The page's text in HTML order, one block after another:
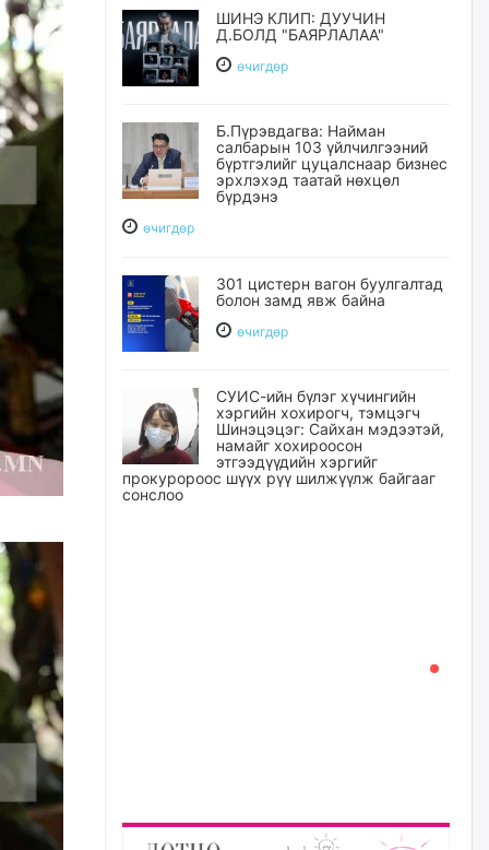
ШИНЭ КЛИП: ДУУЧИН
Д.БОЛД "БАЯРЛАЛАА"
өчигдѳр
Б.Пүрэвдагва: Найман
салбарын 103 үйлчилгээний
бүртгэлийг цуцалснаар бизнес
эрхлэхэд таатай нөхцөл
бүрдэнэ
өчигдѳр
301 цистерн вагон буулгалтад
болон замд явж байна
өчигдѳр
СУИС-ийн бүлэг хүчингийн
хэргийн хохирогч, тэмцэгч
Шинэцэцэг: Сайхан мэдээтэй,
намайг хохироосон
этгээдүүдийн хэргийг
прокуророос шүүх рүү шилжүүлж байгааг
сонслоо